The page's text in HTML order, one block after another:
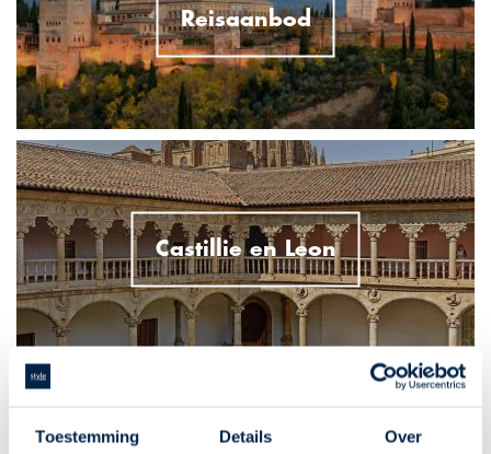
Toestemming Details Over
Reisaanbod
Castillie en Leon